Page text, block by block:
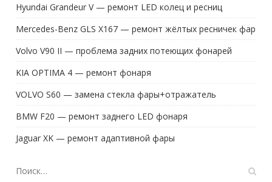
Hyundai Grandeur V — ремонт LED колец и ресниц
Mercedes-Benz GLS X167 — ремонт жёлтых ресничек фар
Volvo V90 II — проблема задних потеющих фонарей
KIA OPTIMA 4 — ремонт фонаря
VOLVO S60 — замена стекла фары+отражатель
BMW F20 — ремонт заднего LED фонаря
Jaguar XK — ремонт адаптивной фары